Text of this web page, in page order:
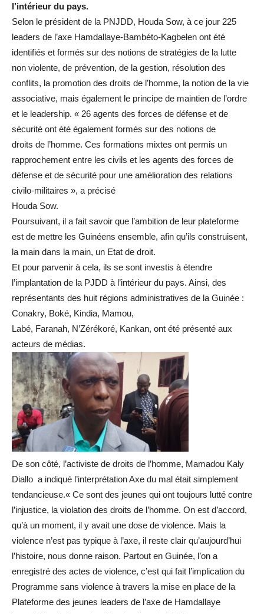
l’intérieur du pays.
Selon le président de la PNJDD, Houda Sow, à ce jour 225
leaders de l’axe Hamdallaye-Bambéto-Kagbelen ont été
identifiés et formés sur des notions de stratégies de la lutte
non violente, de prévention, de la gestion, résolution des
conflits, la promotion des droits de l’homme, la notion de la vie
associative, mais également le principe de maintien de l’ordre
et le leadership. « 26 agents des forces de défense et de
sécurité ont été également formés sur des notions de
droits de l’homme. Ces formations mixtes ont permis un
rapprochement entre les civils et les agents des forces de
défense et de sécurité pour une amélioration des relations
civilo-militaires », a précisé
Houda Sow.
Poursuivant, il a fait savoir que l’ambition de leur plateforme
est de mettre les Guinéens ensemble, afin qu’ils construisent,
la main dans la main, un Etat de droit.
Et pour parvenir à cela, ils se sont investis à étendre
l’implantation de la PJDD à l’intérieur du pays. Ainsi, des
représentants des huit régions administratives de la Guinée :
Conakry, Boké, Kindia, Mamou,
Labé, Faranah, N’Zérékoré, Kankan, ont été présenté aux
acteurs de médias.
De son côté, l’activiste de droits de l’homme, Mamadou Kaly
Diallo a indiqué l’interprétation Axe du mal était simplement
tendancieuse.« Ce sont des jeunes qui ont toujours lutté contre
l’injustice, la violation des droits de l’homme. On est d’accord,
qu’à un moment, il y avait une dose de violence. Mais la
violence n’est pas typique à l’axe, il reste clair qu’aujourd’hui
l’histoire, nous donne raison. Partout en Guinée, l’on a
enregistré des actes de violence, c’est qui fait l’implication du
Programme sans violence à travers la mise en place de la
Plateforme des jeunes leaders de l’axe de Hamdallaye